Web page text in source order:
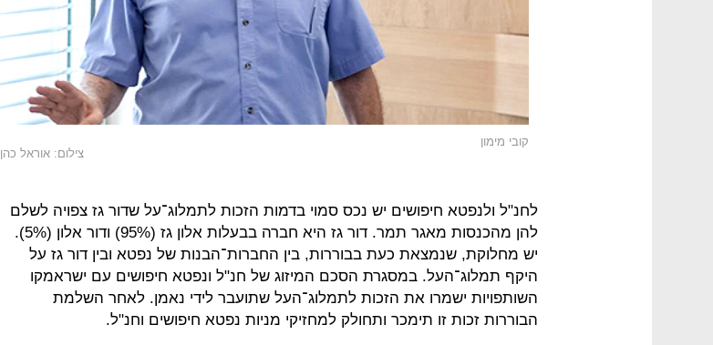
קובי מימון
צילום: אוראל כהן
לחנ"ל ולנפטא חיפושים יש נכס סמוי בדמות הזכות לתמלוג־על שדור גז צפויה לשלם
להן מהכנסות מאגר תמר. דור גז היא חברה בבעלות אלון גז (95%) ודור אלון (5%).
יש מחלוקת, שנמצאת כעת בבוררות, בין החברות־הבנות של נפטא ובין דור גז על
היקף תמלוג־העל. במסגרת הסכם המיזוג של חנ"ל ונפטא חיפושים עם ישראמקו
השותפויות ישמרו את הזכות לתמלוג־העל שתועבר לידי נאמן. לאחר השלמת
הבוררות זכות זו תימכר ותחולק למחזיקי מניות נפטא חיפושים וחנ"ל.